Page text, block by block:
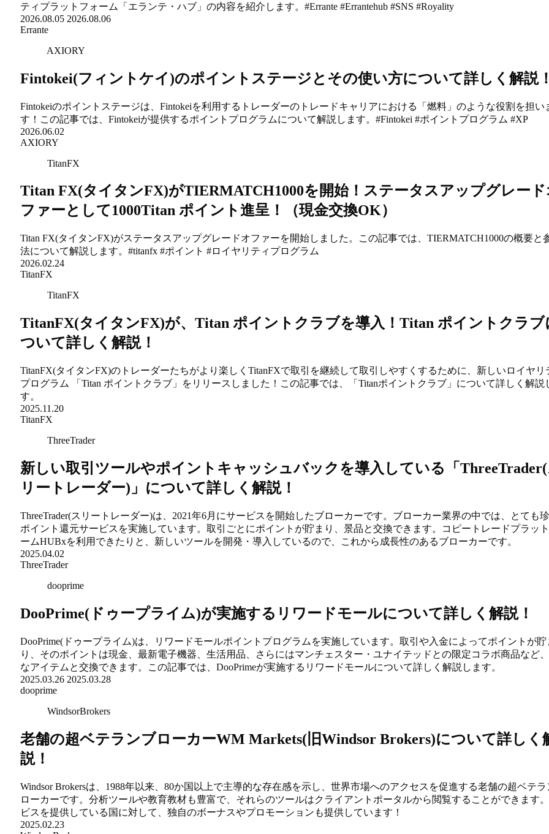
ティプラットフォーム「エランテ・ハブ」の内容を紹介します。#Errante #Errantehub #SNS #Royality
2026.08.05 2026.08.06
Errante
AXIORY
Fintokei(フィントケイ)のポイントステージとその使い方について詳しく解説！
Fintokeiのポイントステージは、Fintokeiを利用するトレーダーのトレードキャリアにおける「燃料」のような役割を担い
す！この記事では、Fintokeiが提供するポイントプログラムについて解説します。#Fintokei #ポイントプログラム #XP
2026.06.02
AXIORY
TitanFX
Titan FX(タイタンFX)がTIERMATCH1000を開始！ステータスアップグレード
ファーとして1000Titan ポイント進呈！（現金交換OK）
Titan FX(タイタンFX)がステータスアップグレードオファーを開始しました。この記事では、TIERMATCH1000の概要と
法について解説します。#titanfx #ポイント #ロイヤリティプログラム
2026.02.24
TitanFX
TitanFX
TitanFX(タイタンFX)が、Titan ポイントクラブを導入！Titan ポイントクラブ
ついて詳しく解説！
TitanFX(タイタンFX)のトレーダーたちがより楽しくTitanFXで取引を継続して取引しやすくするために、新しいロイヤリ
プログラム 「Titan ポイントクラブ」をリリースしました！この記事では、「Titanポイントクラブ」について詳しく解説
す。
2025.11.20
TitanFX
ThreeTrader
新しい取引ツールやポイントキャッシュバックを導入している「ThreeTrader(
リートレーダー)」について詳しく解説！
ThreeTrader(スリートレーダー)は、2021年6月にサービスを開始したブローカーです。ブローカー業界の中では、とても
ポイント還元サービスを実施しています。取引ごとにポイントが貯まり、景品と交換できます。コピートレードプラッ
ームHUBxを利用できたりと、新しいツールを開発・導入しているので、これから成長性のあるブローカーです。
2025.04.02
ThreeTrader
dooprime
DooPrime(ドゥープライム)が実施するリワードモールについて詳しく解説！
DooPrime(ドゥープライム)は、リワードモールポイントプログラムを実施しています。取引や入金によってポイントが貯
り、そのポイントは現金、最新電子機器、生活用品、さらにはマンチェスター・ユナイテッドとの限定コラボ商品など
なアイテムと交換できます。この記事では、DooPrimeが実施するリワードモールについて詳しく解説します。
2025.03.26 2025.03.28
dooprime
WindsorBrokers
老舗の超ベテランブローカーWM Markets(旧Windsor Brokers)について詳しく
説！
Windsor Brokersは、1988年以来、80か国以上で主導的な存在感を示し、世界市場へのアクセスを促進する老舗の超ベテラ
ローカーです。分析ツールや教育教材も豊富で、それらのツールはクライアントポータルから閲覧することができます
ビスを提供している国に対して、独自のボーナスやプロモーションも提供しています！
2025.02.23